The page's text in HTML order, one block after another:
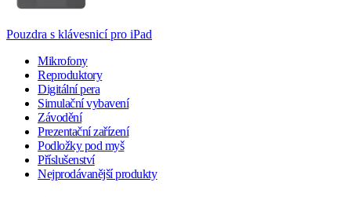
Pouzdra s klávesnicí pro iPad
Mikrofony
Reproduktory
Digitální pera
Simulační vybavení
Závodění
Prezentační zařízení
Podložky pod myš
Příslušenství
Nejprodávanější produkty